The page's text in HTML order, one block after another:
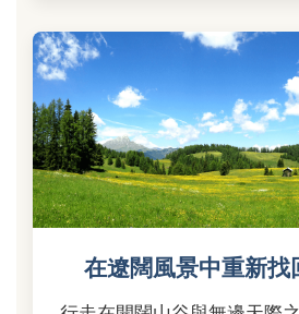
在遼闊風景中重新找